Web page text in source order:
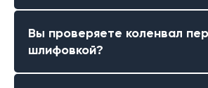
Вы проверяете коленвал
шлифовкой?